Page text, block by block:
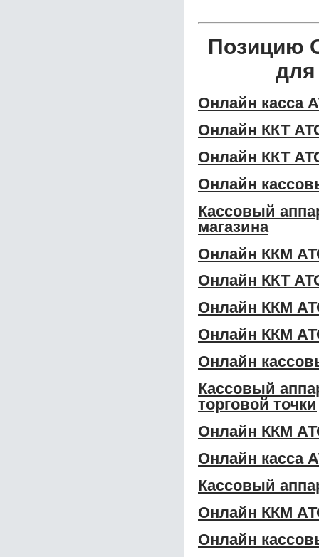
Позицию
Онлайн касса
Онлайн ККТ
Онлайн ККТ
Онлайн
Кассовый
магазина
Онлайн ККМ
Онлайн ККТ
Онлайн ККМ
Онлайн ККМ
Онлайн
Кассовый
торговой точки
Онлайн ККМ
Онлайн касса
Кассовый
Онлайн ККМ
Онлайн